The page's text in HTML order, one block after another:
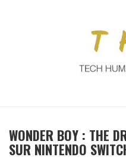
WONDER BOY : THE
SUR NINTENDO